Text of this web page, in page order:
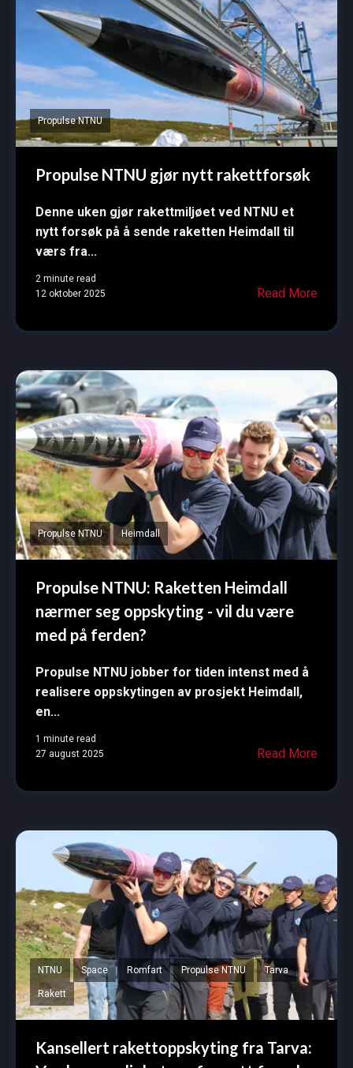
Propulse NTNU
Propulse NTNU gjør nytt rakettforsøk
Denne uken gjør rakettmiljøet ved NTNU et
nytt forsøk på å sende raketten Heimdall til
værs fra...
2 minute read
12 oktober 2025
Read More
Propulse NTNU Heimdall
Propulse NTNU: Raketten Heimdall
nærmer seg oppskyting - vil du være
med på ferden?
Propulse NTNU jobber for tiden intenst med å
realisere oppskytingen av prosjekt Heimdall,
en...
1 minute read
27 august 2025
Read More
NTNU Space Romfart Propulse NTNU Tarva
Rakett
Kansellert rakettoppskyting fra Tarva: